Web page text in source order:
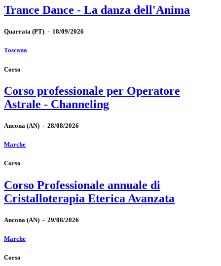
Trance Dance - La danza dell'Anima
Quarrata (PT) - 18/09/2026
Toscana
Corso
Corso professionale per Operatore
Astrale - Channeling
Ancona (AN) - 28/08/2026
Marche
Corso
Corso Professionale annuale di
Cristalloterapia Eterica Avanzata
Ancona (AN) - 29/08/2026
Marche
Corso